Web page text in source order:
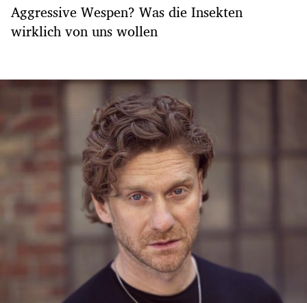
Aggressive Wespen? Was die Insekten
wirklich von uns wollen